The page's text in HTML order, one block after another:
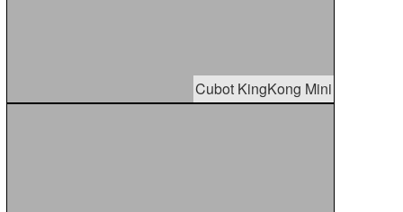
Cubot KingKong Mini